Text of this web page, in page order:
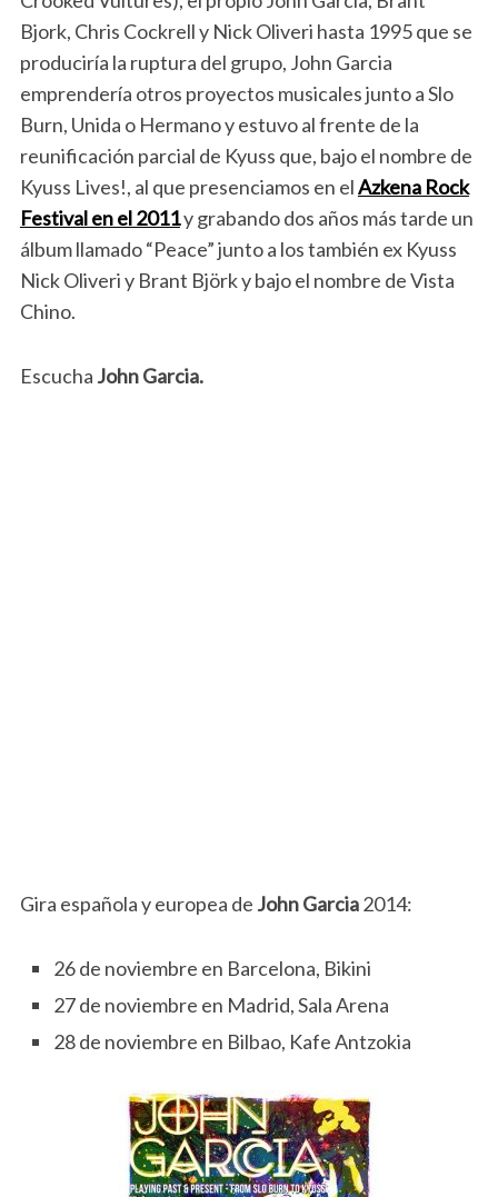
Bjork, Chris Cockrell y Nick Oliveri hasta 1995 que se
produciría la ruptura del grupo, John Garcia
emprendería otros proyectos musicales junto a Slo
Burn, Unida o Hermano y estuvo al frente de la
reunificación parcial de Kyuss que, bajo el nombre de
Kyuss Lives!, al que presenciamos en elAzkena Rock
Festival en el 2011y grabando dos años más tarde un
álbum llamado “Peace” junto a los también ex Kyuss
Nick Oliveri y Brant Björk y bajo el nombre de Vista
Chino.
Escucha John Garcia.
Gira española y europea de John Garcia2014:
26 de noviembre en Barcelona, Bikini
27 de noviembre en Madrid, Sala Arena
28 de noviembre en Bilbao, Kafe Antzokia